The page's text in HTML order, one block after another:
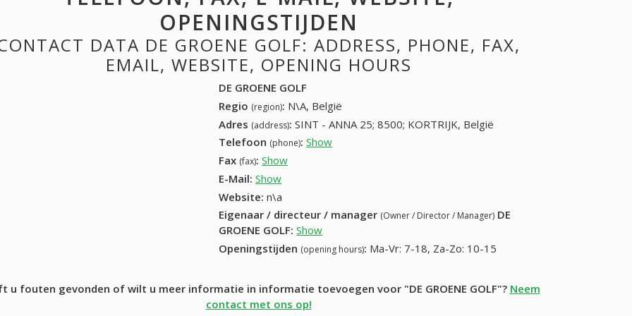
OPENINGSTIJDEN
DATA DE GROENE GOLF: ADDRESS, PHONE, FAX,
EMAIL, WEBSITE, OPENING HOURS
DE GROENE GOLF
Regio (region): N\A, België
Adres (address): SINT - ANNA 25; 8500; KORTRIJK, België
Telefoon (phone): Show
Fax (fax): Show
E-Mail: Show
Website: n\a
Eigenaar / directeur / manager (Owner / Director / Manager) DE
GROENE GOLF: Show
Openingstijden (opening hours): Ma-Vr: 7-18, Za-Zo: 10-15
u fouten gevonden of wilt u meer informatie in informatie toevoegen voor "DE GROENE GOLF"? Neem
contact met ons op!